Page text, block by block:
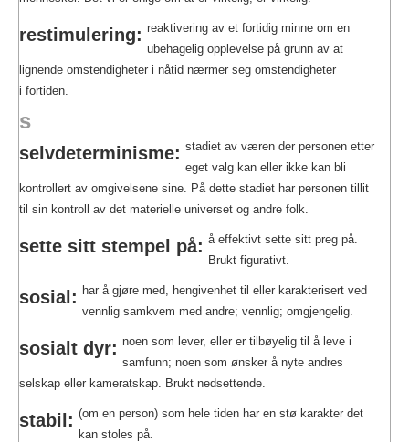
restimulering: reaktivering av et fortidig minne om en
ubehagelig opplevelse på grunn av at
lignende omstendigheter i nåtid nærmer seg omstendigheter
i fortiden.
s
selvdeterminisme: stadiet av væren der personen etter
eget valg kan eller ikke kan bli
kontrollert av omgivelsene sine. På dette stadiet har personen tillit
til sin kontroll av det materielle universet og andre folk.
sette sitt stempel på: å effektivt sette sitt preg på.
Brukt figurativt.
sosial: har å gjøre med, hengivenhet til eller karakterisert ved
vennlig samkvem med andre; vennlig; omgjengelig.
sosialt dyr: noen som lever, eller er tilbøyelig til å leve i
samfunn; noen som ønsker å nyte andres
selskap eller kameratskap. Brukt nedsettende.
stabil: (om en person) som hele tiden har en stø karakter det
kan stoles på.